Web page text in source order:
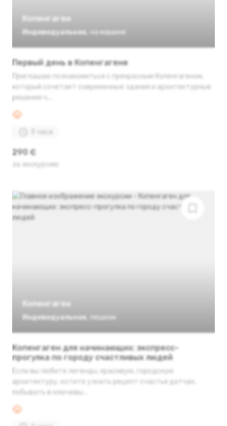
Копенгаген
Индивидуальная на машине
Первый день в Копенгагене
Приглашаю познакомиться с прекрасным Копенгагеном,
который сочетает современные здания и архитектурные
решения ч...
3 часа
290 €
за экскурсию
Копенгаген
Индивидуальная пешком
Копенгаген для начинающих: экспресс-
прогулка по городу счастливых людей
Если вы любите легенды, красивую, городскую
архитектуру, хотите узнать рецепт счастья датчан,
побывать в ключевы...